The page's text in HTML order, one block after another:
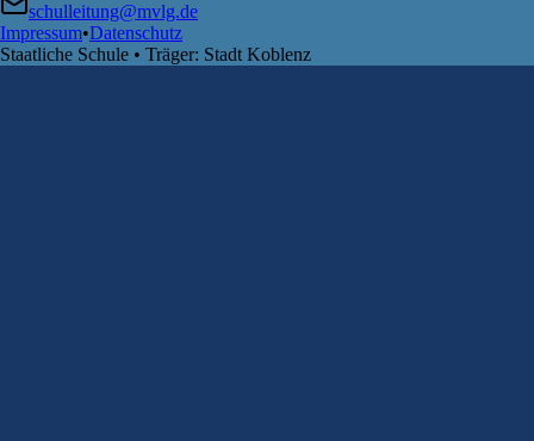
schulleitung@mvlg.de
Impressum•Datenschutz
Staatliche Schule • Träger: Stadt Koblenz